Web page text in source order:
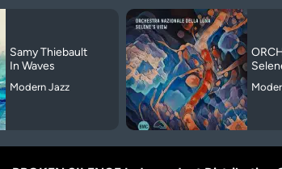
Samy Thiebault
In Waves
Modern Jazz